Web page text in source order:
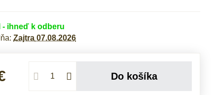
- ihneď k odberu
Zajtra 07.08.2026
Do košíka